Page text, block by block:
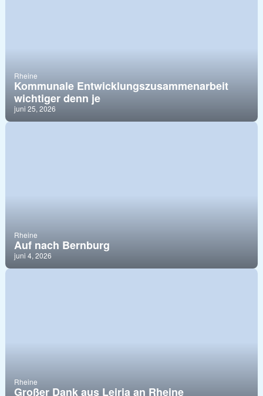
Rheine
Kommunale Entwicklungszusammenarbeit
wichtiger denn je
juni 25, 2026
Rheine
Auf nach Bernburg
juni 4, 2026
Rheine
Großer Dank aus Leiria an Rheine